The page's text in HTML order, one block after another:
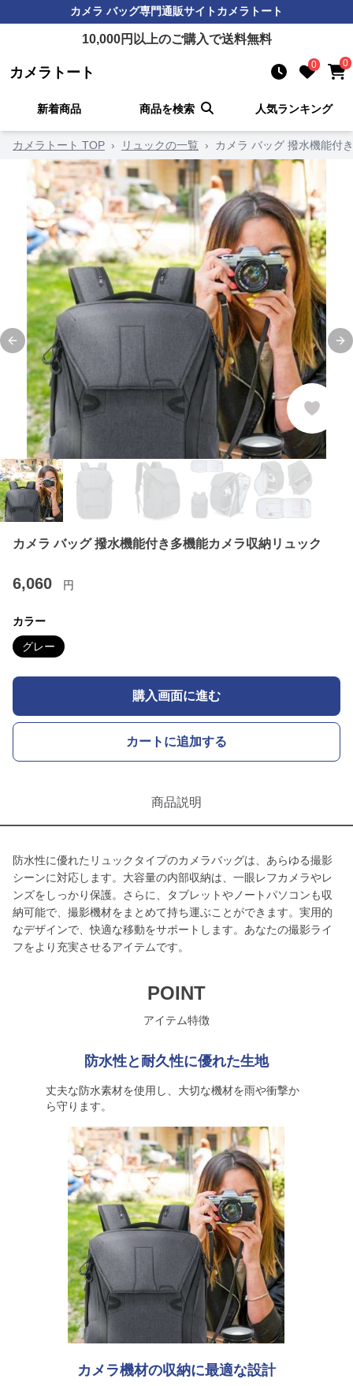
カメラ バッグ専門通販サイトカメラトート
10,000円以上のご購入で送料無料
カメラトート 0 0
新着商品 商品を検索 人気ランキング
カメラトート TOP › リュックの一覧 › カメラ バッグ 撥水機能付
Previous slide
カメラ バッグ 撥水機能付き多機能カメラ収納リュック
6,060 円
カラー
グレー
購入画面に進む
カートに追加する
商品説明
防水性に優れたリュックタイプのカメラバッグは、あらゆる撮影
シーンに対応します。大容量の内部収納は、一眼レフカメラやレ
ンズをしっかり保護。さらに、タブレットやノートパソコンも収
納可能で、撮影機材をまとめて持ち運ぶことができます。実用的
なデザインで、快適な移動をサポートします。あなたの撮影ライ
フをより充実させるアイテムです。
POINT
アイテム特徴
防水性と耐久性に優れた生地
丈夫な防水素材を使用し、大切な機材を雨や衝撃か
ら守ります。
カメラ機材の収納に最適な設計